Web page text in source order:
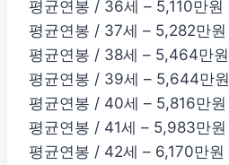
평균연봉 / 36세 – 5,110만원
평균연봉 / 37세 – 5,282만원
평균연봉 / 38세 – 5,464만원
평균연봉 / 39세 – 5,644만원
평균연봉 / 40세 – 5,816만원
평균연봉 / 41세 – 5,983만원
평균연봉 / 42세 – 6,170만원